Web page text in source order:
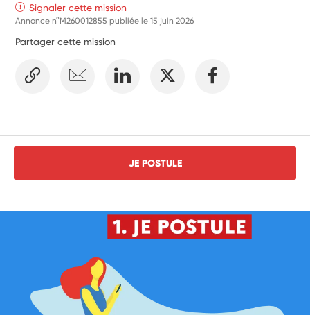
Signaler cette mission
Annonce n°M260012855 publiée le15 juin 2026
Partager cette mission
JE POSTULE